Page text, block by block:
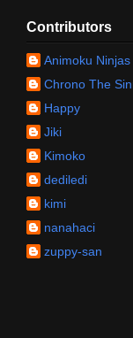
Contributors
Animoku Ninjas
Chrono The
Happy
Jiki
Kimoko
dediledi
kimi
nanahaci
zuppy-san